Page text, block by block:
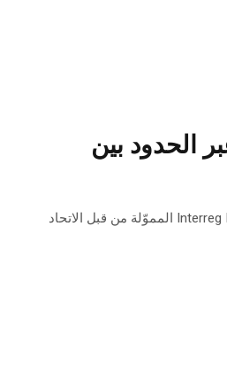
الحدود بين
إطلاق المشاريع الجديدة لبرامج التعاون عبر الحدود Interreg Next المموّلة من قبل الاتحاد